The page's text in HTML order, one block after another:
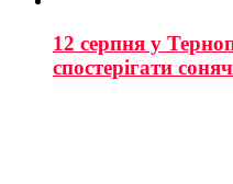
12 серпня у
спостерігати